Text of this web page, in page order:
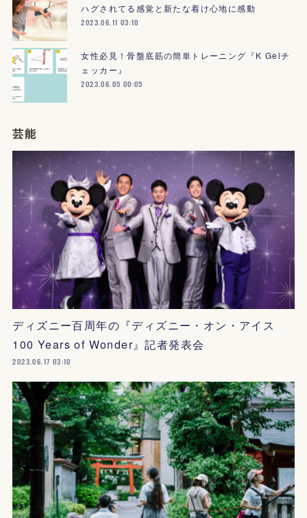
ハグされてる感覚と新たな着け心地に感動
2023.06.11 03:10
女性必見！骨盤底筋の簡単トレーニング『K Gelチ
ェッカー』
2023.06.05 00:05
芸能
ディズニー百周年の『ディズニー・オン・アイス
100 Years of Wonder』記者発表会
2023.06.17 03:10